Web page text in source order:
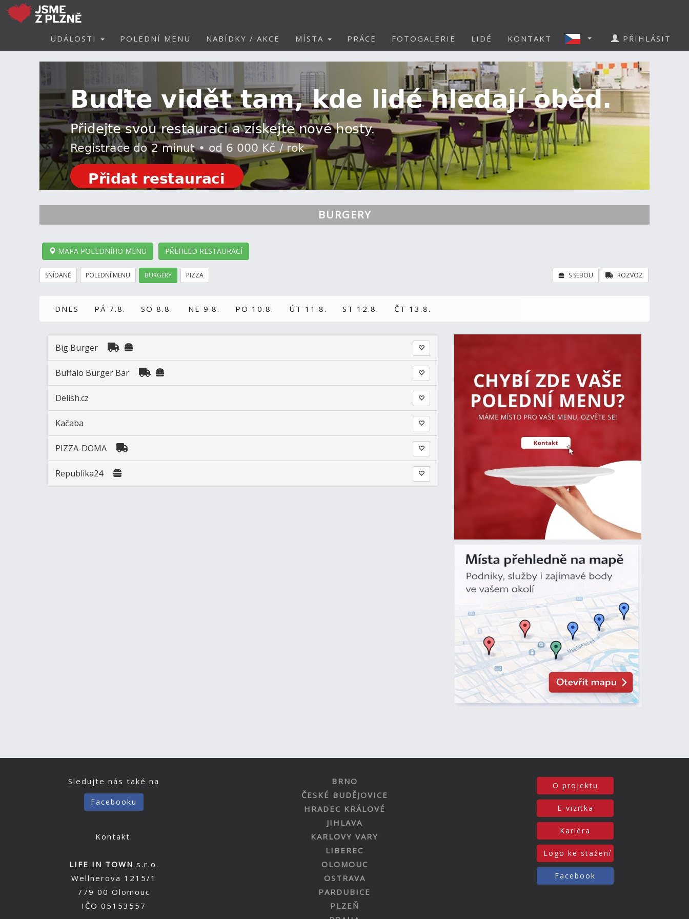
UDÁLOSTI POLEDNÍ MENU NABÍDKY / AKCE MÍSTA PRÁCE FOTOGALERIE LIDÉ KONTAKT PŘIHLÁSIT
BURGERY
MAPA POLEDNÍHO MENU PŘEHLED RESTAURACÍ
SNÍDANĚ POLEDNÍ MENU BURGERY PIZZA ROZVOZ
S SEBOU
DNES PÁ 7.8. SO 8.8. NE 9.8. PO 10.8. ÚT 11.8. ST 12.8. ČT 13.8.
Big Burger
Buffalo Burger Bar
Delish.cz
Kačaba
PIZZA-DOMA
Republika24
Sledujte nás také na
Facebooku
Kontakt:
LIFE IN TOWN s.r.o.
Wellnerova 1215/1
779 00 Olomouc
IČO 05153557
BRNO
ČESKÉ BUDĚJOVICE
HRADEC KRÁLOVÉ
JIHLAVA
KARLOVY VARY
LIBEREC
OLOMOUC
OSTRAVA
PARDUBICE
PLZEŇ
O projektu
E-vizitka
Kariéra
Logo ke stažení
Facebook